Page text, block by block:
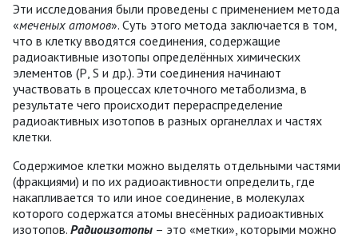
Эти исследования были проведены с применением метода
«меченых атомов». Суть этого метода заключается в том,
что в клетку вводятся соединения, содержащие
радиоактивные изотопы определённых химических
элементов (Р, S и др.). Эти соединения начинают
участвовать в процессах клеточного метаболизма, в
результате чего происходит перераспределение
радиоактивных изотопов в разных органеллах и частях
клетки.
Содержимое клетки можно выделять отдельными частями
(фракциями) и по их радиоактивности определить, где
накапливается то или иное соединение, в молекулах
которого содержатся атомы внесённых радиоактивных
изотопов. Радиоизотопы – это «метки», которыми можно